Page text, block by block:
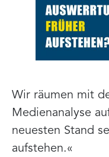
Wir räumen mit
Medienanalyse
neuesten Stand
aufstehen.«